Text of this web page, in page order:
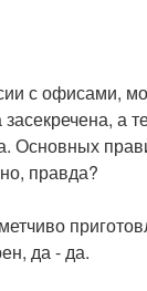
с офисами,
а
Основных
правда?
да - да.